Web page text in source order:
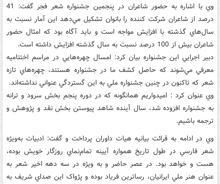
وي با اشاره به حضور شاعران در پنجمين جشنواره شعر فجر گفت: 41
درصد از شاعران شرکت کننده را بانوان تشکيل مي‌دهد اين آمار نسبت به
سال‌هاي گذشته با افزايش مواجه است و بايد آگاه بود که امثال حضور
شاعران بيش از 100 درصد نسبت به سال گذشته افزايش داشته است.
دبير اجرايي اين جشنواره بيان کرد: امسال چهره‌هايي در مراسم اختتاميه
معرفي مي‌شوند که حاصل کشف ما در جشنواره هستند، چهره‌هاي تازه
شعر که تاکنون در چنين جشنواره ملي به اين گستردگي عنواني نداشته‌اند.
وي عنوان کرد : اميدواريم همانگونه که در دوره پنجم بخش سرود و ترانه
به جشنواره افزوده شد، سال آينده شاهد پيوستن بخش نقد و پژوهش و
ترجمه باشيم.
وي در ادامه به قرائت بيانيه هيات داوران پرداخت و گفت: ادبيات به‌ويژه
شعر فارسي در طول تاريخ همواره آيينه تمام‌نماي روزگار خويش بوده،
هست و خواهد بود. در عصر حاضر و به ‌ويژه در سه دهه اخير شعر به
عنوان هنر ملي ايرانيان، رساترين فرياد بوده و پژواک اين صداي شريف به